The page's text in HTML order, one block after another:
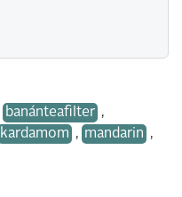
banánteafilter ,
kardamom , mandarin ,